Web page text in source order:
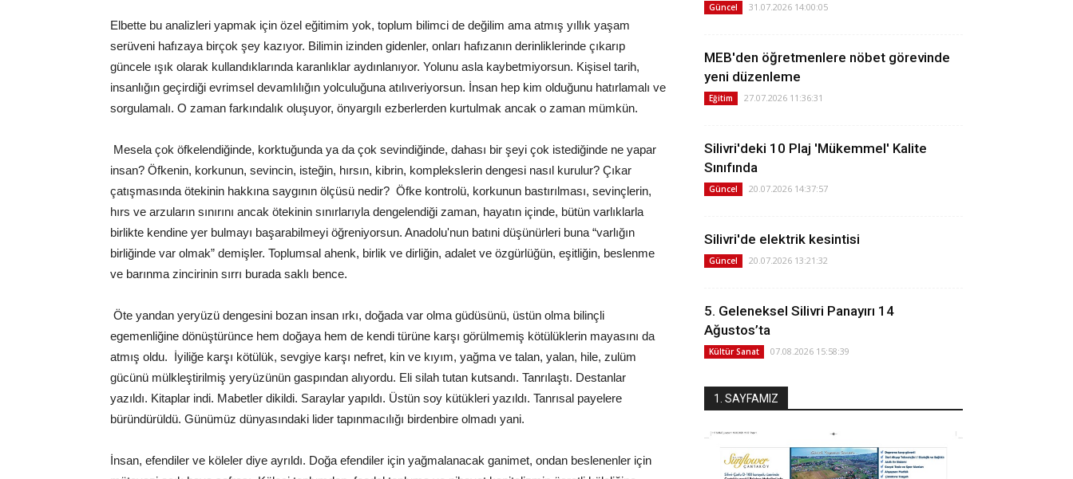
Elbette bu analizleri yapmak için özel eğitimim yok, toplum bilimci de değilim ama atmış yıllık yaşam
serüveni hafızaya birçok şey kazıyor. Bilimin izinden gidenler, onları hafızanın derinliklerinde çıkarıp
güncele ışık olarak kullandıklarında karanlıklar aydınlanıyor. Yolunu asla kaybetmiyorsun. Kişisel tarih,
insanlığın geçirdiği evrimsel devamlılığın yolculuğuna atılıveriyorsun. İnsan hep kim olduğunu hatırlamalı ve
sorgulamalı. O zaman farkındalık oluşuyor, önyargılı ezberlerden kurtulmak ancak o zaman mümkün.
Mesela çok öfkelendiğinde, korktuğunda ya da çok sevindiğinde, dahası bir şeyi çok istediğinde ne yapar
insan? Öfkenin, korkunun, sevincin, isteğin, hırsın, kibrin, komplekslerin dengesi nasıl kurulur? Çıkar
çatışmasında ötekinin hakkına saygının ölçüsü nedir? Öfke kontrolü, korkunun bastırılması, sevinçlerin,
hırs ve arzuların sınırını ancak ötekinin sınırlarıyla dengelendiği zaman, hayatın içinde, bütün varlıklarla
birlikte kendine yer bulmayı başarabilmeyi öğreniyorsun. Anadolu'nun batıni düşünürleri buna “varlığın
birliğinde var olmak” demişler. Toplumsal ahenk, birlik ve dirliğin, adalet ve özgürlüğün, eşitliğin, beslenme
ve barınma zincirinin sırrı burada saklı bence.
Öte yandan yeryüzü dengesini bozan insan ırkı, doğada var olma güdüsünü, üstün olma bilinçli
egemenliğine dönüştürünce hem doğaya hem de kendi türüne karşı görülmemiş kötülüklerin mayasını da
atmış oldu. İyiliğe karşı kötülük, sevgiye karşı nefret, kin ve kıyım, yağma ve talan, yalan, hile, zulüm
gücünü mülkleştirilmiş yeryüzünün gaspından alıyordu. Eli silah tutan kutsandı. Tanrılaştı. Destanlar
yazıldı. Kitaplar indi. Mabetler dikildi. Saraylar yapıldı. Üstün soy kütükleri yazıldı. Tanrısal payelere
büründürüldü. Günümüz dünyasındaki lider tapınmacılığı birdenbire olmadı yani.
İnsan, efendiler ve köleler diye ayrıldı. Doğa efendiler için yağmalanacak ganimet, ondan beslenenler için
Güncel 31.07.2026 14:00:05
MEB'den öğretmenlere nöbet görevinde
yeni düzenleme
Eğitim 27.07.2026 11:36:31
Silivri'deki 10 Plaj 'Mükemmel' Kalite
Sınıfında
Güncel 20.07.2026 14:37:57
Silivri'de elektrik kesintisi
Güncel 20.07.2026 13:21:32
5. Geleneksel Silivri Panayırı 14
Ağustos’ta
Kültür Sanat 07.08.2026 15:58:39
1. SAYFAMIZ